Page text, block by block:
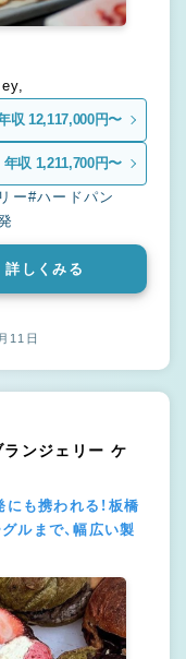
収 12,117,000円〜
年収 1,211,700円〜
ー#ハードパン
詳しくみる
11日
ンジェリー ケ
にも携われる！板橋
ルまで、幅広い製